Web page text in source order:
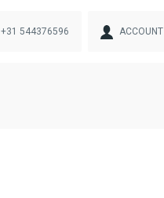
+31 544376596 ACCOUNT